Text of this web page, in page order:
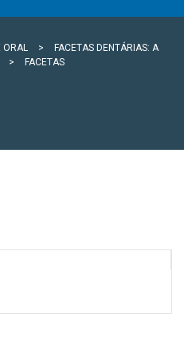
>
FACETAS DENTÁRIAS: A
> FACETAS